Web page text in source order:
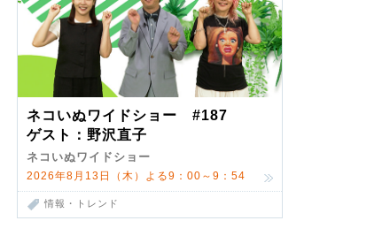
ネコいぬワイドショー #187
ゲスト：野沢直子
ネコいぬワイドショー
2026年8月13日（木）よる9：00～9：54
情報・トレンド